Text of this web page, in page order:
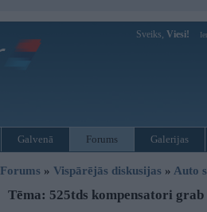
Sveiks, Viesi!
Galvenā Forums Galerijas
Forums » Vispārējās diskusijas » Auto
Tēma: 525tds kompensatori grab